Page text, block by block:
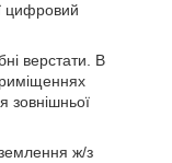
цифровий
верстати. В
зовнішньої
ж/з